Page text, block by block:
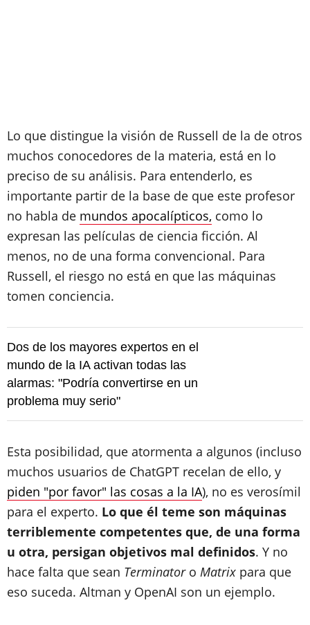
Lo que distingue la visión de Russell de la de otros
muchos conocedores de la materia, está en lo
preciso de su análisis. Para entenderlo, es
importante partir de la base de que este profesor
no habla de mundos apocalípticos, como lo
expresan las películas de ciencia ficción. Al
menos, no de una forma convencional. Para
Russell, el riesgo no está en que las máquinas
tomen conciencia.
Dos de los mayores expertos en el
mundo de la IA activan todas las
alarmas: "Podría convertirse en un
problema muy serio"
Esta posibilidad, que atormenta a algunos (incluso
muchos usuarios de ChatGPT recelan de ello, y
piden "por favor" las cosas a la IA), no es verosímil
para el experto. Lo que él teme son máquinas
terriblemente competentes que, de una forma
u otra, persigan objetivos mal definidos. Y no
hace falta que sean Terminator o Matrix para que
eso suceda. Altman y OpenAI son un ejemplo.